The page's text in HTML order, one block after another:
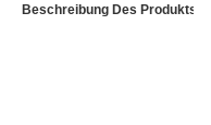
Beschreibung Des Produkts